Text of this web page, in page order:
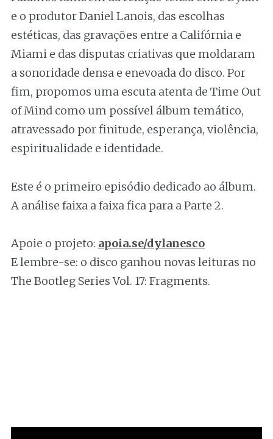
e o produtor Daniel Lanois, das escolhas
estéticas, das gravações entre a Califórnia e
Miami e das disputas criativas que moldaram
a sonoridade densa e enevoada do disco. Por
fim, propomos uma escuta atenta de Time Out
of Mind como um possível álbum temático,
atravessado por finitude, esperança, violência,
espiritualidade e identidade.
Este é o primeiro episódio dedicado ao álbum.
A análise faixa a faixa fica para a Parte 2.
Apoie o projeto: apoia.se/dylanesco
E lembre-se: o disco ganhou novas leituras no
The Bootleg Series Vol. 17: Fragments.